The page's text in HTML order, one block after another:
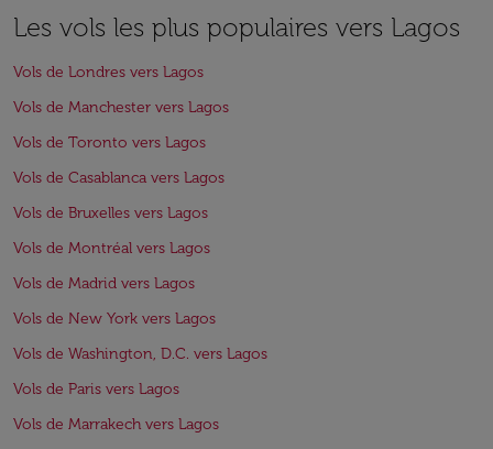
Les vols les plus populaires vers Lagos
Vols de Londres vers Lagos
Vols de Manchester vers Lagos
Vols de Toronto vers Lagos
Vols de Casablanca vers Lagos
Vols de Bruxelles vers Lagos
Vols de Montréal vers Lagos
Vols de Madrid vers Lagos
Vols de New York vers Lagos
Vols de Washington, D.C. vers Lagos
Vols de Paris vers Lagos
Vols de Marrakech vers Lagos